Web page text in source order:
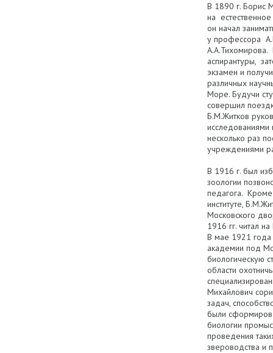
В 1890 г. Борис
на
он начал
у профессора
А.А.Тихомирова.
аспирантуры,
экзамен и
различных
Море. Будучи
совершил
Б.М.Житков
исследованиями
несколько раз
учреждениями
В 1916 г. был
зоологии
педагога.
институте,
Московского
1916 гг. читал
В мае 1921 года
академии под
биологическую
области
Михайлович
задач,
были
биологии
проведения
звероводства и